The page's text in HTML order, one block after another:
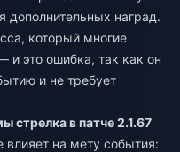
дополнительных наград.
который многие
и это ошибка, так как он
и не требует
стрелка в патче 2.1.67
влияет на мету события: